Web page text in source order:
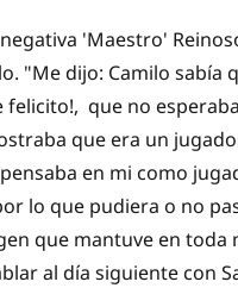
'Maestro'
"Me dijo: Camilo sabía
felicito!, que no
que era un
en mi como
lo que pudiera o no
que mantuve en toda
al día siguiente con